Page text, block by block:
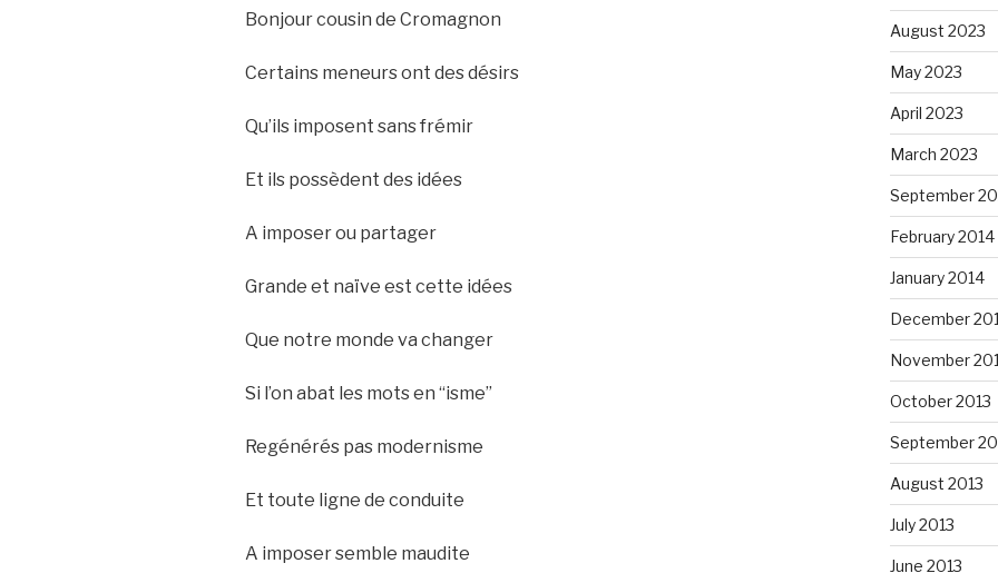
Bonjour cousin de Cromagnon
Certains meneurs ont des désirs
Qu’ils imposent sans frémir
Et ils possèdent des idées
A imposer ou partager
Grande et naïve est cette idées
Que notre monde va changer
Si l’on abat les mots en “isme”
Regénérés pas modernisme
Et toute ligne de conduite
A imposer semble maudite
August 2023
May 2023
April 2023
March 2023
September
February 2014
January 2014
December
November
October 2013
September
August 2013
July 2013
June 2013